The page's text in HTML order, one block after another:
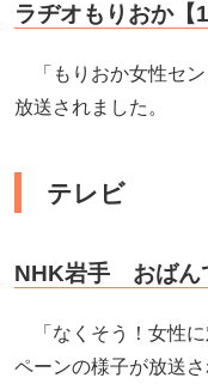
ラヂオもりおか【
「もりおか女性セン
放送されました。
テレビ
NHK岩手 おばん
「なくそう！女性に
ペーンの様子が放送さ